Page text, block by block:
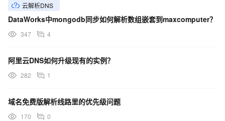
云解析DNS
DataWorks中mongodb同步如何解析数组嵌套到maxcomputer？
347 4
阿里云DNS如何升级现有的实例？
282 1
域名免费版解析线路里的优先级问题
170 0